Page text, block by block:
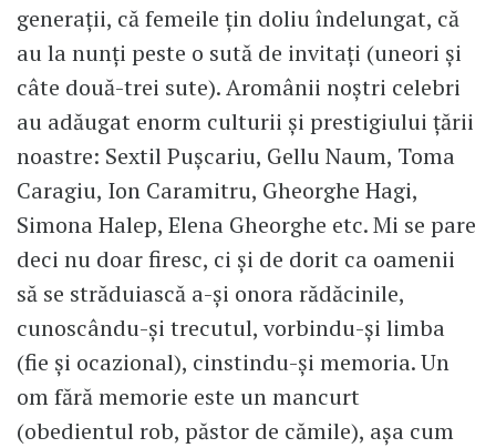
generații, că femeile țin doliu îndelungat, că
au la nunți peste o sută de invitați (uneori și
câte două-trei sute). Aromânii noștri celebri
au adăugat enorm culturii și prestigiului țării
noastre: Sextil Pușcariu, Gellu Naum, Toma
Caragiu, Ion Caramitru, Gheorghe Hagi,
Simona Halep, Elena Gheorghe etc. Mi se pare
deci nu doar firesc, ci și de dorit ca oamenii
să se străduiască a-și onora rădăcinile,
cunoscându-și trecutul, vorbindu-și limba
(fie și ocazional), cinstindu-și memoria. Un
om fără memorie este un mancurt
(obedientul rob, păstor de cămile), așa cum